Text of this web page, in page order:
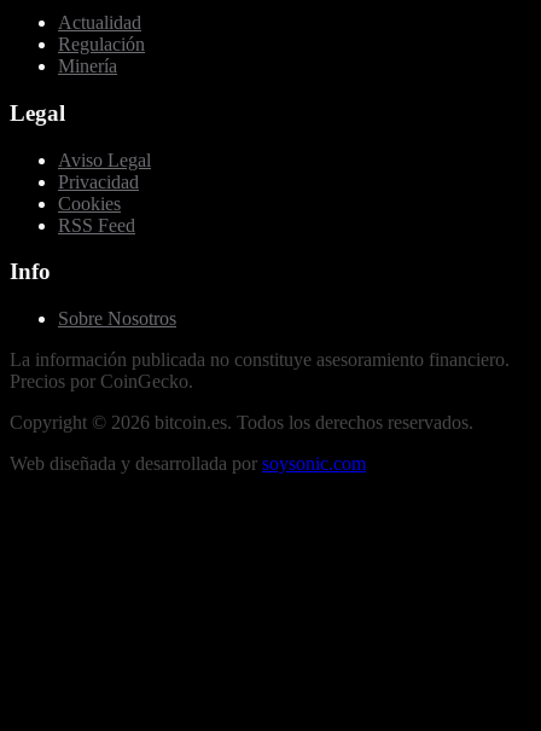
Actualidad
Regulación
Minería
Legal
Aviso Legal
Privacidad
Cookies
RSS Feed
Info
Sobre Nosotros
La información publicada no constituye asesoramiento financiero.
Precios por CoinGecko.
Copyright © 2026 bitcoin.es. Todos los derechos reservados.
Web diseñada y desarrollada por soysonic.com